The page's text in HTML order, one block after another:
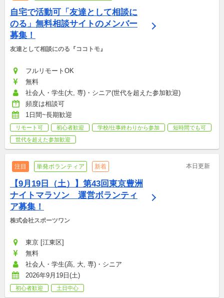
自宅で活動可「友達として相談に
のる」無料相談サイトのメンバー
募集！
友達として相談にのる『ココトモ』
フルリモートOK
無料
社会人・学生(大, 専)・シニア(世代を超えた参加歓迎)
頻度は相談可
1日間~長期歓迎
リモート可 初心者歓迎 学校/仕事終わりから参加
短時間でも可
世代を超えた参加歓迎
注目 単発ボランティア 新着 本日更新
【9月19日（土）】第43回東京豊洲
ナイトマラソン　運営ボランティ
ア募集！
株式会社スポーツワン
東京 [江東区]
無料
社会人・学生(高, 大, 専)・シニア
2026年9月19日(土)
初心者歓迎 土日中心